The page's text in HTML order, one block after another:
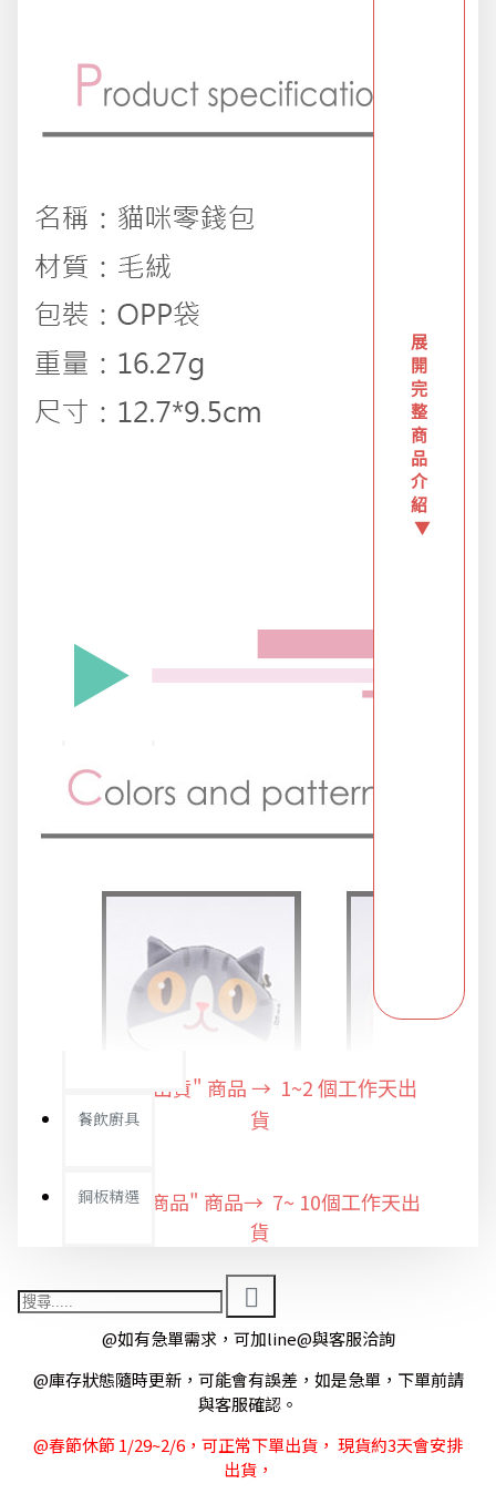
電腦手機周邊
冬季專區
居家收納
旅行/休閒
節慶熱賣
衛浴用品
限時活動精選
餐飲廚具
銅板精選
展
開
完
整
商
品
介
紹
▼
"快速出貨" 商品 → 1~2 個工作天出
貨
"預購商品" 商品→ 7~ 10個工作天出
貨
@如有急單需求，可加line@與客服洽詢
@庫存狀態隨時更新，可能會有誤差，如是急單，下單前請
與客服確認。
@春節休節 1/29~2/6，可正常下單出貨， 現貨約3天會安排
出貨，